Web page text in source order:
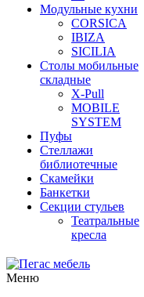
Модульные кухни
CORSICA
IBIZA
SICILIA
Столы мобильные
складные
X-Pull
MOBILE
SYSTEM
Пуфы
Стеллажи
библиотечные
Скамейки
Банкетки
Секции стульев
Театральные
кресла
Меню